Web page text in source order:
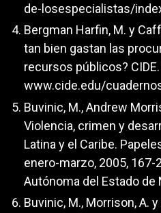
de-losespecialistas/
Bergman Harfin, M. y
tan bien gastan las
recursos públicos?
www.cide.edu/
Buvinic, M., Andrew
Violencia, crimen y
Latina y el Caribe.
enero-marzo, 2005, 167-
Autónoma del Estado de
Buvinic, M., Morrison, A.